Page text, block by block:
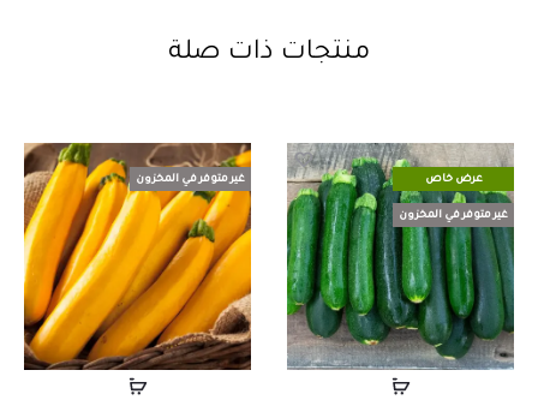
منتجات ذات صلة
عرض خاص
غير متوفر في المخزون
غير متوفر في المخزون